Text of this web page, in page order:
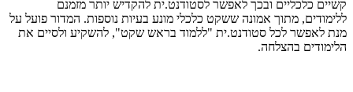
קשיים כלכליים ובכך לאפשר לסטודנט.ית להקדיש יותר מזמנם
ללימודים, מתוך אמונה ששקט כלכלי מונע בעיות נוספות. המדור פועל על
מנת לאפשר לכל סטודנט.ית "ללמוד בראש שקט", להשקיע ולסיים את
הלימודים בהצלחה.